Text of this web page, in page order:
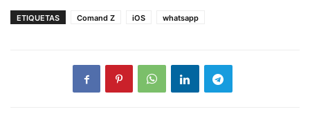
ETIQUETAS Comand Z iOS whatsapp